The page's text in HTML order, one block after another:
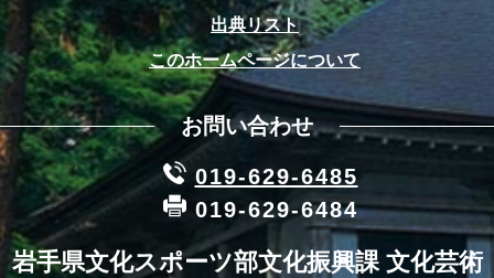
出典リスト
このホームページについて
お問い合わせ
019-629-6485
019-629-6484
岩手県文化スポーツ部文化振興課 文化芸術